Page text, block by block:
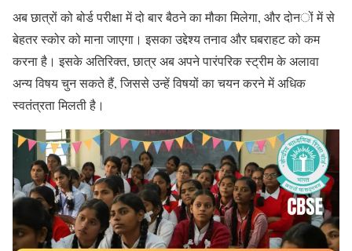
अब छात्रों को बोर्ड परीक्षा में दो बार बैठने का मौका मिलेगा, और दोनों में से
बेहतर स्कोर को माना जाएगा। इसका उद्देश्य तनाव और घबराहट को कम
करना है। इसके अतिरिक्त, छात्र अब अपने पारंपरिक स्ट्रीम के अलावा
अन्य विषय चुन सकते हैं, जिससे उन्हें विषयों का चयन करने में अधिक
स्वतंत्रता मिलती है।